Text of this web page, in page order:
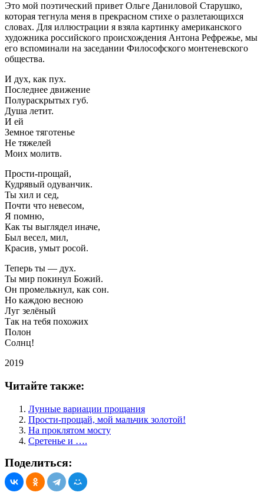
Это мой поэтический привет Ольге Даниловой Старушко,
которая тегнула меня в прекрасном стихе о разлетающихся
словах. Для иллюстрации я взяла картинку американского
художника российского происхождения Антона Рефрежье, мы
его вспоминали на заседании Философского монтеневского
общества.
И дух, как пух.
Последнее движение
Полураскрытых губ.
Душа летит.
И ей
Земное тяготенье
Не тяжелей
Моих молитв.
Прости-прощай,
Кудрявый одуванчик.
Ты хил и сед,
Почти что невесом,
Я помню,
Как ты выглядел иначе,
Был весел, мил,
Красив, умыт росой.
Теперь ты — дух.
Ты мир покинул Божий.
Он промелькнул, как сон.
Но каждою весною
Луг зелёный
Так на тебя похожих
Полон
Солнц!
2019
Читайте также:
Лунные вариации прощания
Прости-прощай, мой мальчик золотой!
На проклятом мосту
Сретенье и ….
Поделиться: